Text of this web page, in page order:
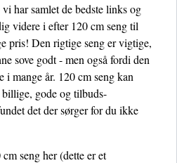
har samlet de bedste links og
videre i efter 120 cm seng til
pris! Den rigtige seng er vigtige,
sove godt - men også fordi den
mange år. 120 cm seng kan
gode og tilbuds-
det der sørger for du ikke
seng her(dette er et